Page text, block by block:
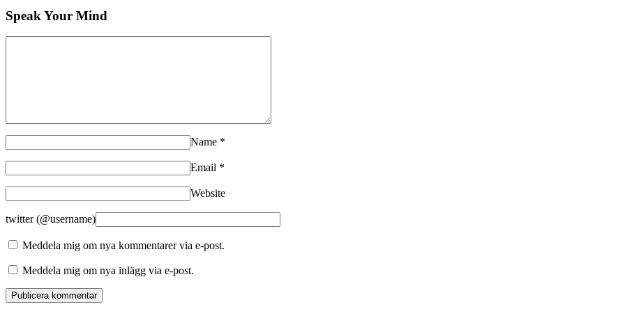
Speak Your Mind
Name *
Email *
Website
twitter (@username)
Meddela mig om nya kommentarer via e-post.
Meddela mig om nya inlägg via e-post.